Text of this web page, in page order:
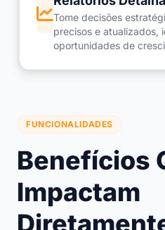
Tome decisões
precisos e atualizados,
oportunidades de
FUNCIONALIDADES
Benefícios
Impactam